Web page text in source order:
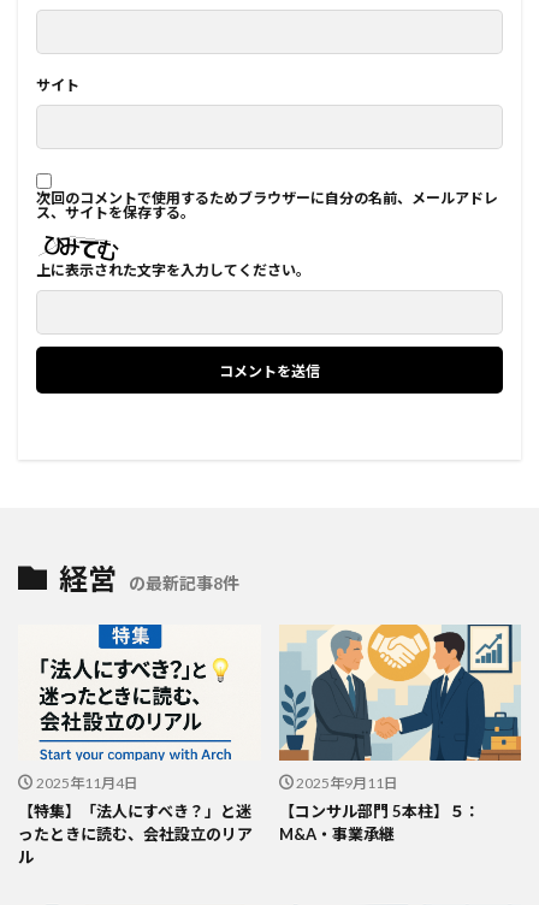
サイト
次回のコメントで使用するためブラウザーに自分の名前、メールアドレ
ス、サイトを保存する。
上に表示された文字を入力してください。
経営 の最新記事8件
2025年11月4日
【特集】「法人にすべき？」と迷
ったときに読む、会社設立のリア
ル
2025年9月11日
【コンサル部門 5本柱】５：
M&A・事業承継